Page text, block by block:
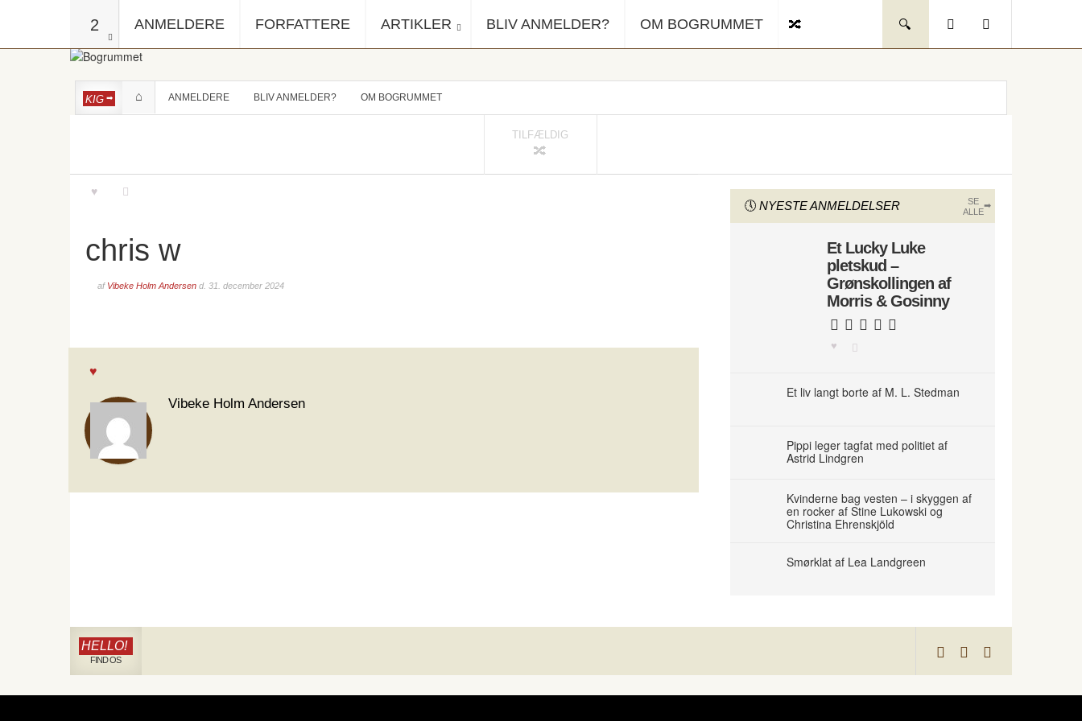
2 ANMELDERE FORFATTERE ARTIKLER BLIV ANMELDER? OM BOGRUMMET
KIG ANMELDERE BLIV ANMELDER? OM BOGRUMMET
TILFÆLDIG
chris w
af Vibeke Holm Andersen d. 31. december 2024
Vibeke Holm Andersen
NYESTE ANMELDELSER
SE
ALLE
Et Lucky Luke
pletskud –
Grønskollingen af
Morris & Gosinny
Et liv langt borte af M. L. Stedman
Pippi leger tagfat med politiet af
Astrid Lindgren
Kvinderne bag vesten – i skyggen af
en rocker af Stine Lukowski og
Christina Ehrenskjöld
Smørklat af Lea Landgreen
HELLO!
FIND OS